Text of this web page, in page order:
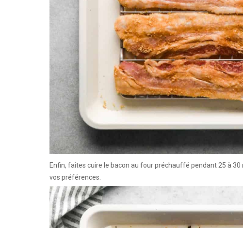
Enfin, faites cuire le bacon au four préchauffé pendant 25 à 30
vos préférences.